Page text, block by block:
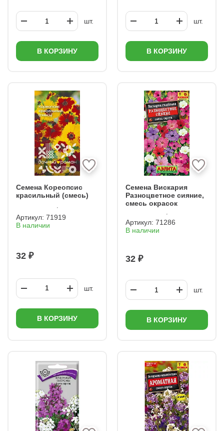
шт.
В КОРЗИНУ
шт.
В КОРЗИНУ
Семена Кореопсис
красильный (смесь)
Артикул: 71919
В наличии
32 ₽
шт.
В КОРЗИНУ
Семена Вискария
Разноцветное сияние,
смесь окрасок
Артикул: 71286
В наличии
32 ₽
шт.
В КОРЗИНУ